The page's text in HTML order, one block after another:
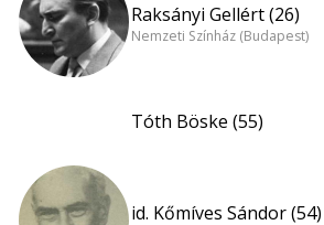
Raksányi Gellért (26)
Nemzeti Színház (Budapest)
Tóth Böske (55)
id. Kőmíves Sándor (54)